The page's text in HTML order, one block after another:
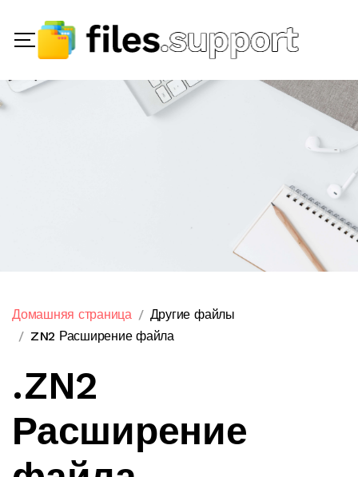
Домашняя страница
Другие файлы
ZN2 Расширение файла
.ZN2
Расширение